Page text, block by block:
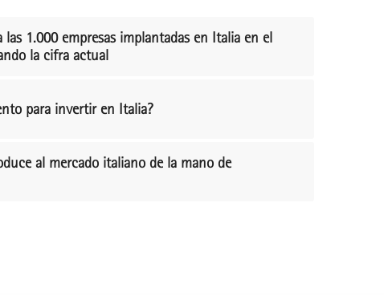
las 1.000 empresas implantadas en Italia en el
la cifra actual
para invertir en Italia?
al mercado italiano de la mano de